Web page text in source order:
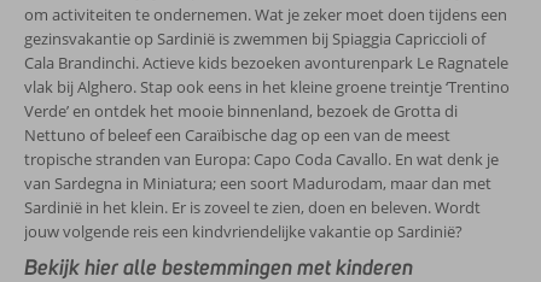
om activiteiten te ondernemen. Wat je zeker moet doen tijdens een
gezinsvakantie op Sardinië is zwemmen bij Spiaggia Capriccioli of
Cala Brandinchi. Actieve kids bezoeken avonturenpark Le Ragnatele
vlak bij Alghero. Stap ook eens in het kleine groene treintje ‘Trentino
Verde’ en ontdek het mooie binnenland, bezoek de Grotta di
Nettuno of beleef een Caraïbische dag op een van de meest
tropische stranden van Europa: Capo Coda Cavallo. En wat denk je
van Sardegna in Miniatura; een soort Madurodam, maar dan met
Sardinië in het klein. Er is zoveel te zien, doen en beleven. Wordt
jouw volgende reis een kindvriendelijke vakantie op Sardinië?
Bekijk hier alle bestemmingen met kinderen